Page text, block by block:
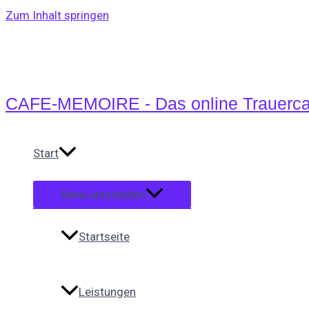
Zum Inhalt springen
CAFE-MEMOIRE - Das online
Start
Menü umschalten
Startseite
Leistungen